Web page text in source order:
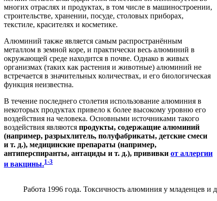
многих отраслях и продуктах, в том числе в машиностроении,
строительстве, хранении, посуде, столовых приборах,
текстиле, красителях и косметике.
Алюминий также является самым распространённым
металлом в земной коре, и практически весь алюминий в
окружающей среде находится в почве. Однако в живых
организмах (таких как растения и животные) алюминий не
встречается в значительных количествах, и его биологическая
функция неизвестна.
В течение последнего столетия использование алюминия в
некоторых продуктах привело к более высокому уровню его
воздействия на человека. Основными источниками такого
воздействия являются продукты, содержащие алюминий
(например, разрыхлитель, полуфабрикаты, детские смеси
и т. д.), медицинские препараты (например,
антиперспиранты, антациды и т. д.), прививки от аллергии
и вакцины.1-3
Работа 1996 года. Токсичность алюминия у младенцев и